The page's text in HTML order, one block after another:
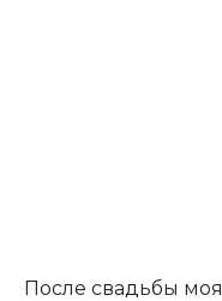
После свадьбы